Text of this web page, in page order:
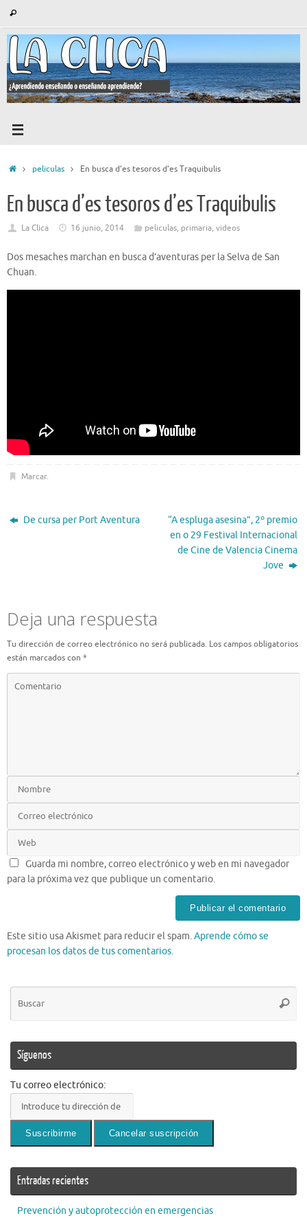
contenido
Buscar
Iniciopeliculas En busca d’es tesoros d’es Traquibulis
En busca d’es tesoros d’es Traquibulis
La Clica 16 junio, 2014 peliculas, primaria, videos
Dos mesaches marchan en busca d’aventuras per la Selva de San
Chuan.
Marcar.
De cursa per Port Aventura
“A espluga asesina”, 2º premio
en o 29 Festival Internacional
de Cine de Valencia Cinema
Jove
Deja una respuesta
Tu dirección de correo electrónico no será publicada. Los campos obligatorios
están marcados con *
Guarda mi nombre, correo electrónico y web en mi navegador
para la próxima vez que publique un comentario.
Este sitio usa Akismet para reducir el spam.Aprende cómo se
procesan los datos de tus comentarios.
Síguenos
Tu correo electrónico:
Entradas recientes
Prevención y autoprotección en emergencias